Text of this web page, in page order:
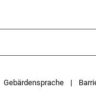
Gebärdensprache